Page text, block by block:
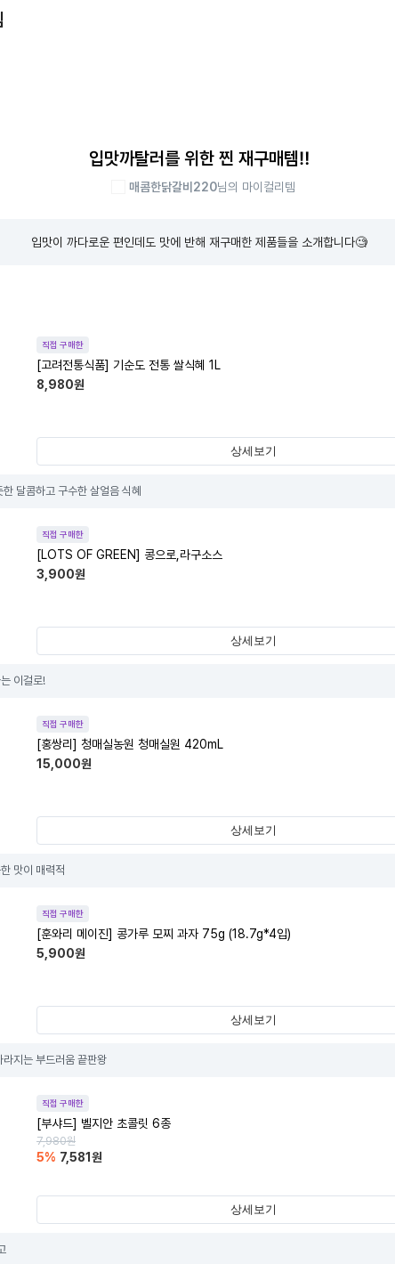
입맛까탈러를 위한 찐 재구매템‼️
매콤한닭갈비220님의 마이컬리템
입맛이 까다로운 편인데도 맛에 반해 재구매한 제품들을 소개합니다🧐
직접 구매한
[고려전통식품] 기순도 전통 쌀식혜 1L
8,980원
상세보기
달콤하고 구수한 살얼음 식혜
직접 구매한
[LOTS OF GREEN] 콩으로,라구소스
3,900원
상세보기
이걸로!
직접 구매한
[홍쌍리] 청매실농원 청매실원 420mL
15,000원
상세보기
맛이 매력적
직접 구매한
[훈와리 메이진] 콩가루 모찌 과자 75g (18.7g*4입)
5,900원
상세보기
라지는 부드러움 끝판왕
직접 구매한
[부샤드] 벨지안 초콜릿 6종
7,980원
5% 7,581 원
상세보기